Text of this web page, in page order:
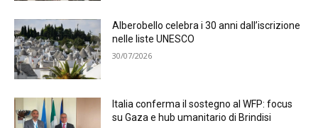
Alberobello celebra i 30 anni dall’iscrizione
nelle liste UNESCO
30/07/2026
Italia conferma il sostegno al WFP: focus
su Gaza e hub umanitario di Brindisi